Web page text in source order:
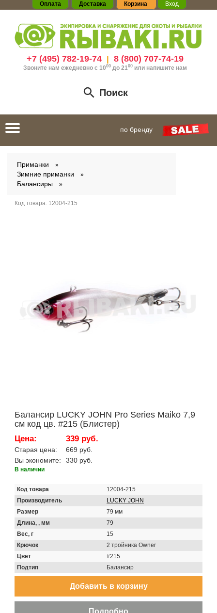
Оплата Доставка Корзина Вход
+7 (495) 782-19-74| 8 (800) 707-74-19
Звоните нам ежедневно с 1000до 21 00 или напишите нам
Поиск
Toggle
navigation
по бренду
Приманки
Зимние приманки
Балансиры
Код товара: 12004-215
Балансир LUCKY JOHN Pro Series Maiko 7,9
см код цв. #215 (Блистер)
Цена: 339 руб.
Старая цена:
669 руб.
Вы экономите:
330 руб.
В наличии
Код товара
12004-215
Производитель
LUCKY JOHN
Размер
79 мм
Длина, , мм
79
Вес, г
15
Крючок
2 тройника Owner
Цвет
#215
Подтип
Балансир